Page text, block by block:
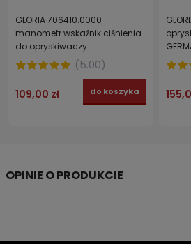
GLORIA 706410.0000
manometr wskaźnik ciśnienia
do opryskiwaczy
(5.00)
109,00 zł do koszyka